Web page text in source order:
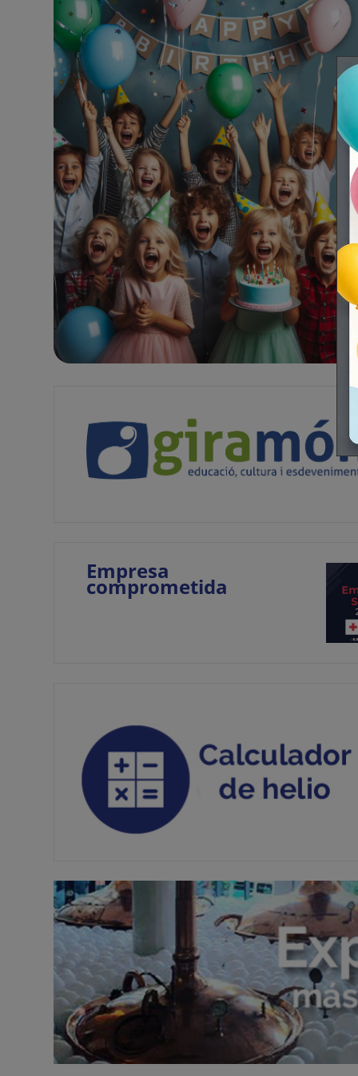
Empresa
comprometida